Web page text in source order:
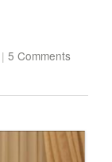
| 5 Comments